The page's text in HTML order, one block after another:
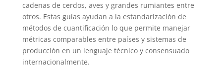
cadenas de cerdos, aves y grandes rumiantes entre
otros. Estas guías ayudan a la estandarización de
métodos de cuantificación lo que permite manejar
métricas comparables entre países y sistemas de
producción en un lenguaje técnico y consensuado
internacionalmente.